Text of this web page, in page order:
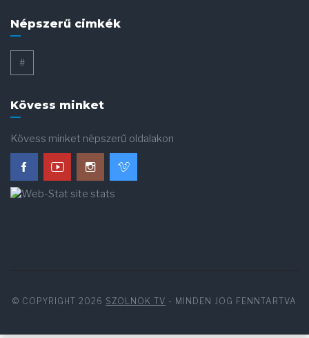
Népszerű cimkék
#
Kövess minket
Kövess minket népszerű oldalakon
© COPYRIGHT 2026 SZOLNOK TV - MINDEN JOG FENNTARTVA